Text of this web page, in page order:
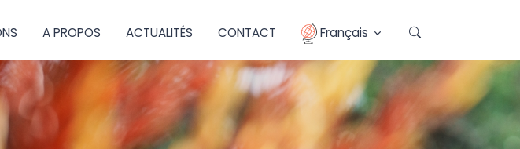
A PROPOS ACTUALITÉS CONTACT Français